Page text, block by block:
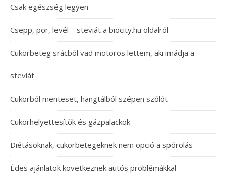
Csak egészség legyen
Csepp, por, levél – steviát a biocity.hu oldalról
Cukorbeteg srácból vad motoros lettem, aki imádja a
steviát
Cukorból menteset, hangtálból szépen szólót
Cukorhelyettesítők és gázpalackok
Diétásoknak, cukorbetegeknek nem opció a spórolás
Édes ajánlatok következnek autós problémákkal